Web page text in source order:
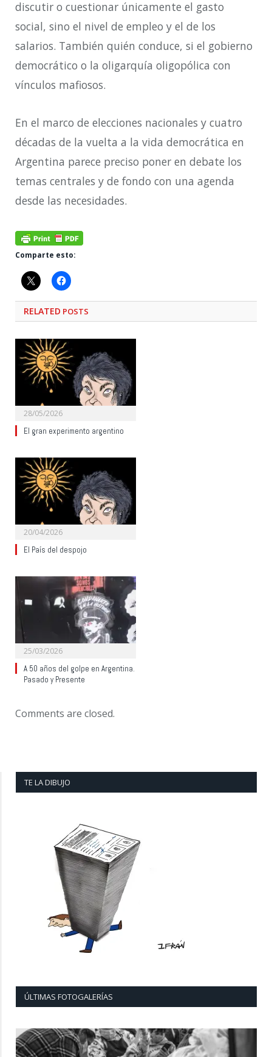
discutir o cuestionar únicamente el gasto
social, sino el nivel de empleo y el de los
salarios. También quién conduce, si el gobierno
democrático o la oligarquía oligopólica con
vínculos mafiosos.
En el marco de elecciones nacionales y cuatro
décadas de la vuelta a la vida democrática en
Argentina parece preciso poner en debate los
temas centrales y de fondo con una agenda
desde las necesidades.
Comparte esto:
RELATED POSTS
28/05/2026
El gran experimento argentino
20/04/2026
El País del despojo
25/03/2026
A 50 años del golpe en Argentina.
Pasado y Presente
Comments are closed.
TE LA DIBUJO
ÚLTIMAS FOTOGALERÍAS